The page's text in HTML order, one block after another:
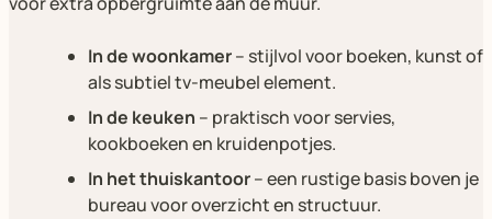
In de woonkamer– stijlvol voor boeken, kunst of
als subtiel tv-meubel element.
In de keuken – praktisch voor servies,
kookboeken en kruidenpotjes.
In het thuiskantoor– een rustige basis boven je
bureau voor overzicht en structuur.